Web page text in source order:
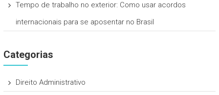
Tempo de trabalho no exterior: Como usar acordos
internacionais para se aposentar no Brasil
Categorias
Direito Administrativo